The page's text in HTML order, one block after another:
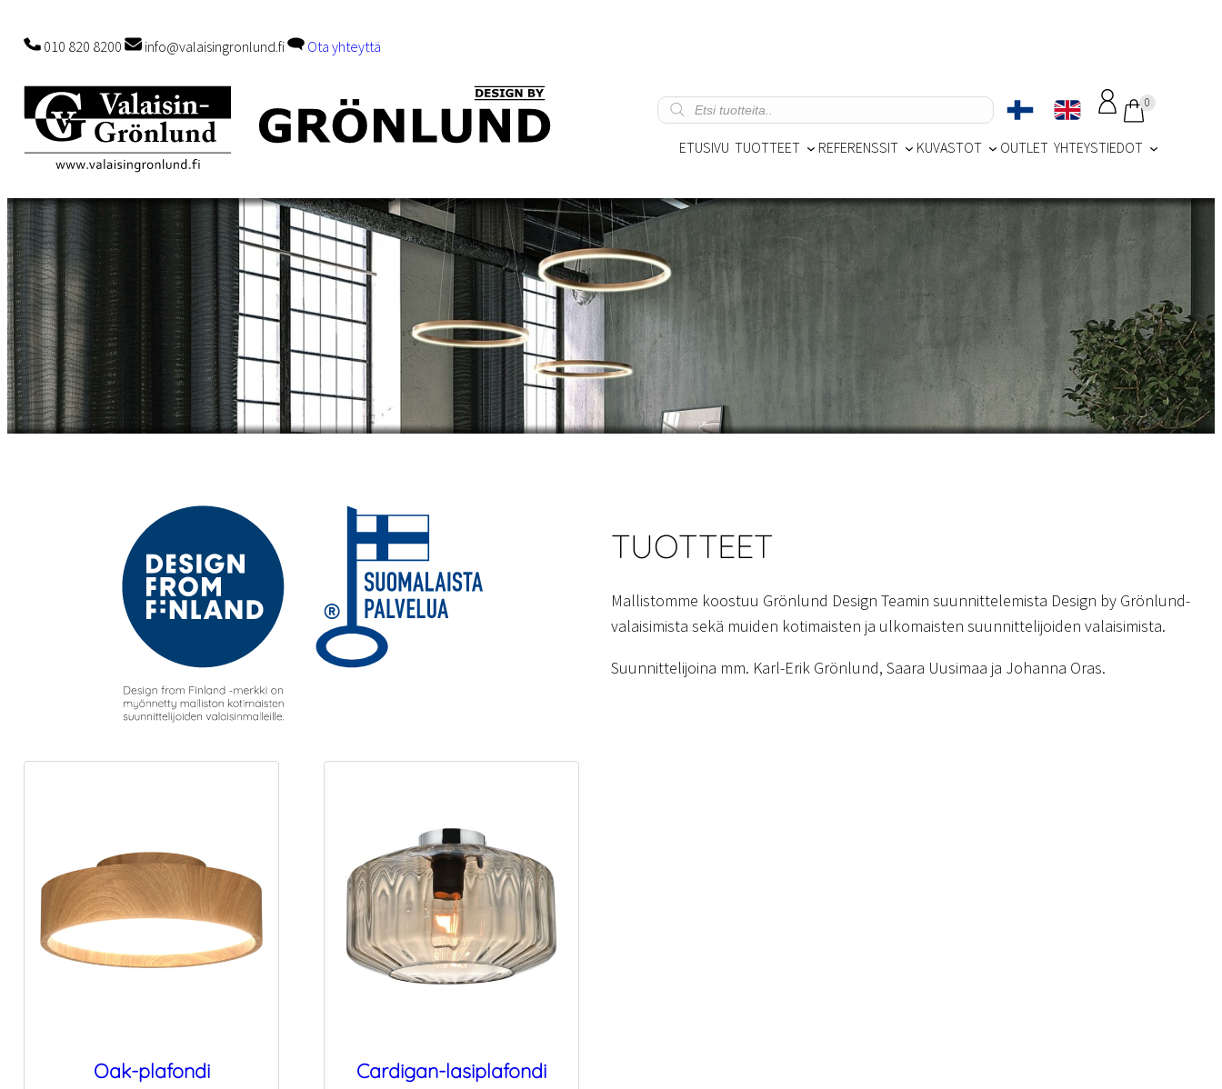
010 820 8200 info@valaisingronlund.fi Ota yhteyttä
Products
search
0
ETUSIVU TUOTTEET REFERENSSIT KUVASTOT OUTLET YHTEYSTIEDOT
TUOTTEET
Mallistomme koostuu Grönlund Design Teamin suunnittelemista Design by Grönlund-
valaisimista sekä muiden kotimaisten ja ulkomaisten suunnittelijoiden valaisimista.
Suunnittelijoina mm. Karl-Erik Grönlund, Saara Uusimaa ja Johanna Oras.
Oak-plafondi Cardigan-lasiplafondi